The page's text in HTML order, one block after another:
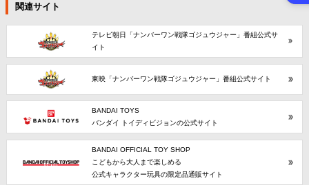
関連サイト
テレビ朝日「ナンバーワン戦隊ゴジュウジャー」番組公式サ
イト
東映「ナンバーワン戦隊ゴジュウジャー」番組公式サイト
BANDAI TOYS
バンダイ トイディビジョンの公式サイト
BANDAI OFFICIAL TOY SHOP
こどもから大人まで楽しめる
公式キャラクター玩具の限定品通販サイト